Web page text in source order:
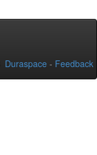
Duraspace - Feedback